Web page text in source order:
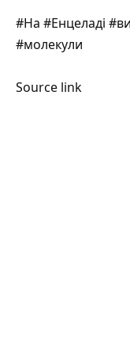
#На #Енцеладі
#молекули
Source link